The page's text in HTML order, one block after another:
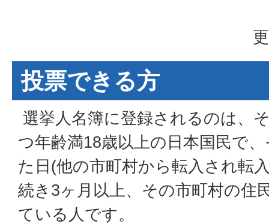
投票できる方
選挙人名簿に登録されるのは、
つ年齢満18歳以上の日本国民で
た日(他の市町村から転入され転
続き3ヶ月以上、その市町村の住
ている人です。